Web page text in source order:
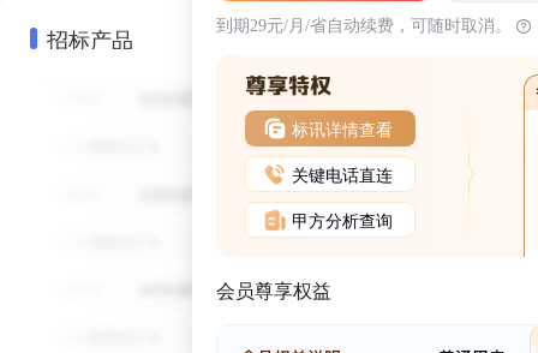
招标产品 到期29元/月/省自动续费，可随时取消。
标讯详情查看
关键电话直连
甲方分析查询
会员尊享权益